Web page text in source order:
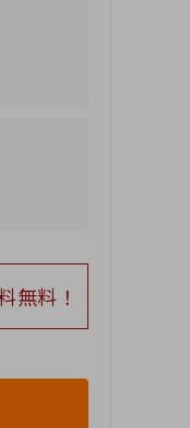
無料！